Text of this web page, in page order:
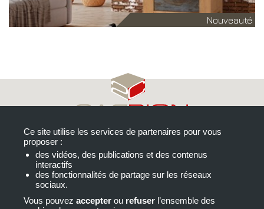
Nouveauté
© CARRION 2C
Les portes de Blagnac-Bâtiment B
24 avenue Georges Brassens
31700 Blagnac - France
Ce site utilise les services de partenaires pour vous
proposer :
des vidéos, des publications et des contenus
interactifs
des fonctionnalités de partage sur les réseaux
sociaux.
Vous pouvez accepter ou refuser l’ensemble des